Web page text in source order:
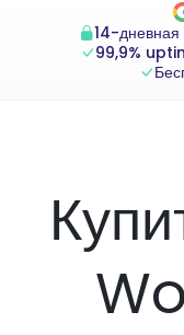
14-дневная
99,9%